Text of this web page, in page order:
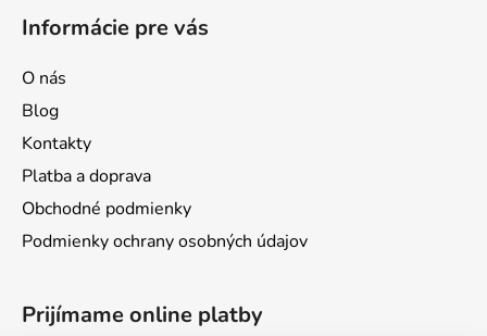
Informácie pre vás
O nás
Blog
Kontakty
Platba a doprava
Obchodné podmienky
Podmienky ochrany osobných údajov
Prijímame online platby